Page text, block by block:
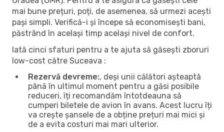
mai bune prețuri, poți, de asemenea, să urmezi acești
pași simpli. Verifică-i și începe să economisești bani,
păstrând în același timp același nivel de confort.
Iată cinci sfaturi pentru a te ajuta să găsești zboruri
low-cost către Suceava :
Rezervă devreme:, deși unii călători așteaptă
până în ultimul moment pentru a găsi posibile
reduceri, îți recomandăm întotdeauna să
cumperi biletele de avion în avans. Acest lucru îți
va crește șansele de a obține prețuri mai mici și
de a evita costuri mai mari ulterior.